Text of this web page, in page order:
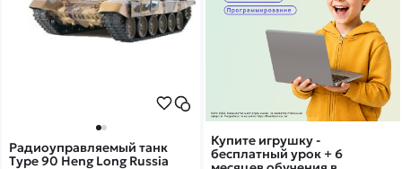
Купите игрушку -
бесплатный урок + 6
Радиоуправляемый танк
Type 90 Heng Long Russia